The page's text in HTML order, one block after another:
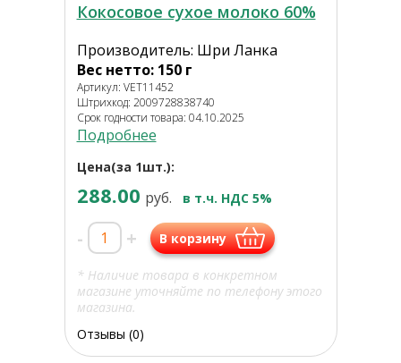
Кокосовое сухое молоко 60%
Производитель: Шри Ланка
Вес нетто: 150 г
Артикул: VET11452
Штрихкод: 2009728838740
Срок годности товара: 04.10.2025
Подробнее
Цена(за 1шт.):
288.00 руб. в т.ч. НДС 5%
- + В корзину
* Наличие товара в конкретном
магазине уточняйте по телефону этого
магазина.
Отзывы (0)